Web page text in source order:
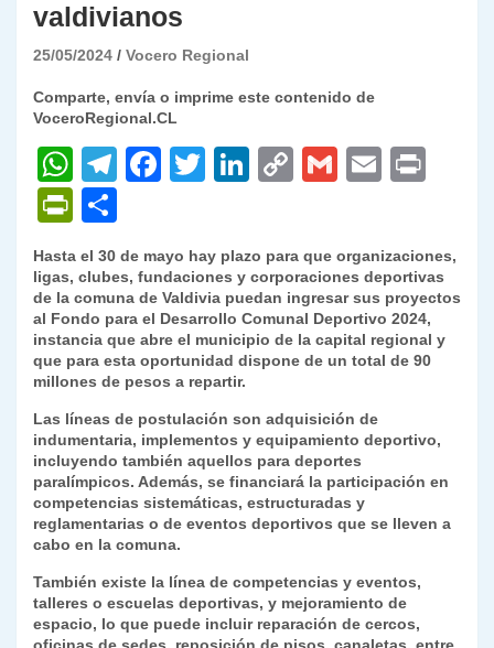
valdivianos
25/05/2024 Vocero Regional
Comparte, envía o imprime este contenido de
VoceroRegional.CL
W
h
at
s
A
p
p
T
gr
a
m
F
e
b
o
o
k
T
er
Li
e
dI
n
C
y
Li
n
k
G
l
E
l
P
ri
nt
Fr
ie
n
dl
y
o
m
p
ar
tir
Hasta el 30 de mayo hay plazo para que organizaciones,
ligas, clubes, fundaciones y corporaciones deportivas
de la comuna de Valdivia puedan ingresar sus proyectos
al Fondo para el Desarrollo Comunal Deportivo 2024,
instancia que abre el municipio de la capital regional y
que para esta oportunidad dispone de un total de 90
millones de pesos a repartir.
Las líneas de postulación son adquisición de
indumentaria, implementos y equipamiento deportivo,
incluyendo también aquellos para deportes
paralímpicos. Además, se financiará la participación en
competencias sistemáticas, estructuradas y
reglamentarias o de eventos deportivos que se lleven a
cabo en la comuna.
También existe la línea de competencias y eventos,
talleres o escuelas deportivas, y mejoramiento de
espacio, lo que puede incluir reparación de cercos,